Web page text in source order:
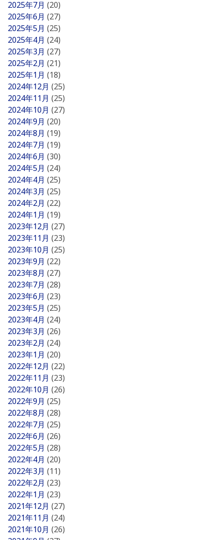
2025年7月 (20)
2025年6月 (27)
2025年5月 (25)
2025年4月 (24)
2025年3月 (27)
2025年2月 (21)
2025年1月 (18)
2024年12月 (25)
2024年11月 (25)
2024年10月 (27)
2024年9月 (20)
2024年8月 (19)
2024年7月 (19)
2024年6月 (30)
2024年5月 (24)
2024年4月 (25)
2024年3月 (25)
2024年2月 (22)
2024年1月 (19)
2023年12月 (27)
2023年11月 (23)
2023年10月 (25)
2023年9月 (22)
2023年8月 (27)
2023年7月 (28)
2023年6月 (23)
2023年5月 (25)
2023年4月 (24)
2023年3月 (26)
2023年2月 (24)
2023年1月 (20)
2022年12月 (22)
2022年11月 (23)
2022年10月 (26)
2022年9月 (25)
2022年8月 (28)
2022年7月 (25)
2022年6月 (26)
2022年5月 (28)
2022年4月 (20)
2022年3月 (11)
2022年2月 (23)
2022年1月 (23)
2021年12月 (27)
2021年11月 (24)
2021年10月 (26)